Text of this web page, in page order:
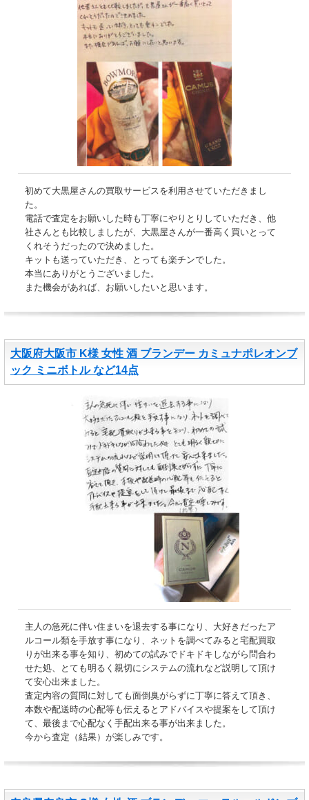
初めて大黒屋さんの買取サービスを利用させていただきまし
た。
電話で査定をお願いした時も丁寧にやりとりしていただき、他
社さんとも比較しましたが、大黒屋さんが一番高く買いとって
くれそうだったので決めました。
キットも送っていただき、とっても楽チンでした。
本当にありがとうございました。
また機会があれば、お願いしたいと思います。
大阪府大阪市 K様 女性 酒 ブランデー カミュナポレオンブ
ック ミニボトル など14点
主人の急死に伴い住まいを退去する事になり、大好きだったア
ルコール類を手放す事になり、ネットを調べてみると宅配買取
りが出来る事を知り、初めての試みでドキドキしながら問合わ
せた処、とても明るく親切にシステムの流れなど説明して頂け
て安心出来ました。
査定内容の質問に対しても面倒臭がらずに丁寧に答えて頂き、
本数や配送時の心配等も伝えるとアドバイスや提案をして頂け
て、最後まで心配なく手配出来る事が出来ました。
今から査定（結果）が楽しみです。